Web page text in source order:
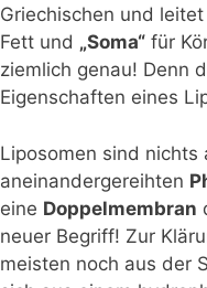
Griechischen und
Fett und „Soma“ für
ziemlich genau! Denn
Eigenschaften eines
Liposomen sind nichts
aneinandergereihten
eine Doppelmembran
neuer Begriff! Zur
meisten noch aus der